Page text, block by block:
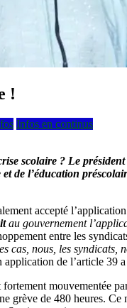
!
Infos en continus
scolaire ? Le
de l’éducation
accepté
au gouvernement
entre les
cas, nous, les syndicats,
de l’article 39
mouvementée
grève de 480 heures. Ce